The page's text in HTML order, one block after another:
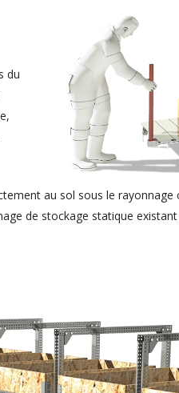
du
au sol sous le rayonnage
de stockage statique